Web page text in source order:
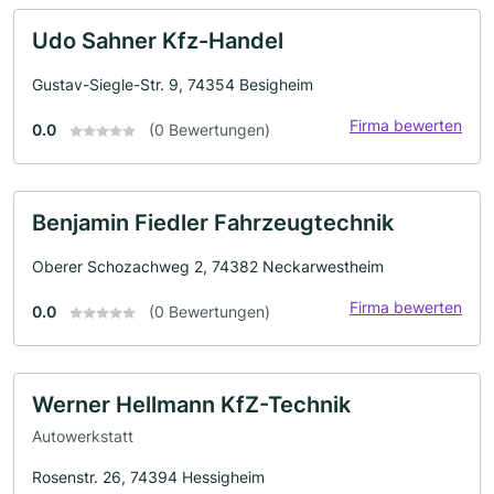
Udo Sahner Kfz-Handel
Gustav-Siegle-Str. 9, 74354 Besigheim
0.0 (0 Bewertungen) Firma bewerten
Benjamin Fiedler Fahrzeugtechnik
Oberer Schozachweg 2, 74382 Neckarwestheim
0.0 (0 Bewertungen) Firma bewerten
Werner Hellmann KfZ-Technik
Autowerkstatt
Rosenstr. 26, 74394 Hessigheim